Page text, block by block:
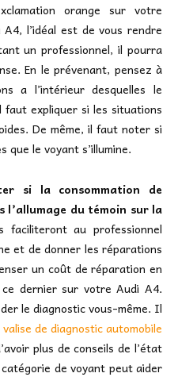
orange sur votre
l’idéal est de vous rendre
un professionnel, il pourra
En le prévenant, pensez à
a l’intérieur desquelles le
faut expliquer si les situations
De même, il faut noter si
que le voyant s’illumine.
si la consommation de
du témoin sur la
faciliteront au professionnel
et de donner les réparations
un coût de réparation en
dernier sur votre Audi A4.
le diagnostic vous-même. Il
valise de diagnostic automobile
plus de conseils de l’état
de voyant peut aider